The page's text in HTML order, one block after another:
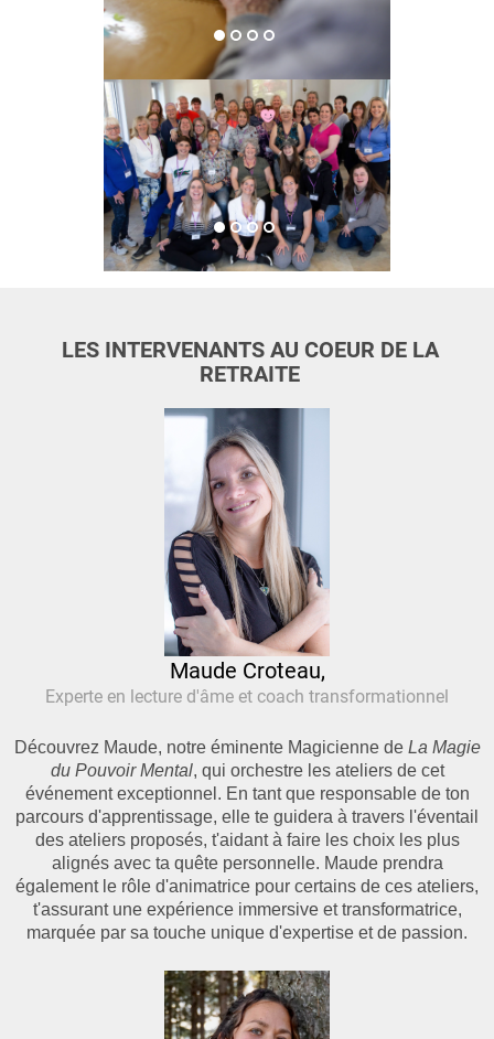
LES INTERVENANTS AU COEUR DE LA
RETRAITE
Maude Croteau,
Experte en lecture d'âme et coach transformationnel
Découvrez Maude, notre éminente Magicienne de La Magie
du Pouvoir Mental, qui orchestre les ateliers de cet
événement exceptionnel. En tant que responsable de ton
parcours d'apprentissage, elle te guidera à travers l'éventail
des ateliers proposés, t'aidant à faire les choix les plus
alignés avec ta quête personnelle. Maude prendra
également le rôle d'animatrice pour certains de ces ateliers,
t'assurant une expérience immersive et transformatrice,
marquée par sa touche unique d'expertise et de passion.